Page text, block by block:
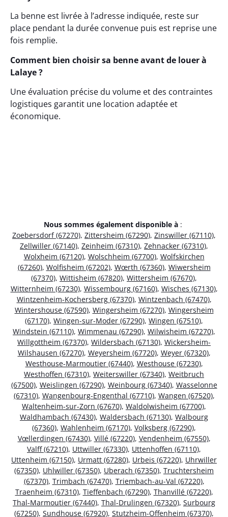
La benne est livrée à l’adresse indiquée, reste sur
place pendant la durée convenue puis est reprise une
fois remplie.
Comment bien choisir sa benne avant de louer à
Lalaye ?
Une évaluation précise du volume et des contraintes
logistiques garantit une location adaptée et
économique.
Nous sommes également disponible à :
Zoebersdorf (67270), Zittersheim (67290), Zinswiller (67110),
Zellwiller (67140), Zeinheim (67310), Zehnacker (67310),
Wolxheim (67120), Wolschheim (67700), Wolfskirchen
(67260), Wolfisheim (67202), Wœrth (67360), Wiwersheim
(67370), Wittisheim (67820), Wittersheim (67670),
Witternheim (67230), Wissembourg (67160), Wisches (67130),
Wintzenheim-Kochersberg (67370), Wintzenbach (67470),
Wintershouse (67590), Wingersheim (67270), Wingersheim
(67170), Wingen-sur-Moder (67290), Wingen (67510),
Windstein (67110), Wimmenau (67290), Wilwisheim (67270),
Willgottheim (67370), Wildersbach (67130), Wickersheim-
Wilshausen (67270), Weyersheim (67720), Weyer (67320),
Westhouse-Marmoutier (67440), Westhouse (67230),
Westhoffen (67310), Weiterswiller (67340), Weitbruch
(67500), Weislingen (67290), Weinbourg (67340), Wasselonne
(67310), Wangenbourg-Engenthal (67710), Wangen (67520),
Waltenheim-sur-Zorn (67670), Waldolwisheim (67700),
Waldhambach (67430), Waldersbach (67130), Walbourg
(67360), Wahlenheim (67170), Volksberg (67290),
Vœllerdingen (67430), Villé (67220), Vendenheim (67550),
Valff (67210), Uttwiller (67330), Uttenhoffen (67110),
Uttenheim (67150), Urmatt (67280), Urbeis (67220), Uhrwiller
(67350), Uhlwiller (67350), Uberach (67350), Truchtersheim
(67370), Trimbach (67470), Triembach-au-Val (67220),
Traenheim (67310), Tieffenbach (67290), Thanvillé (67220),
Thal-Marmoutier (67440), Thal-Drulingen (67320), Surbourg
(67250), Sundhouse (67920), Stutzheim-Offenheim (67370),